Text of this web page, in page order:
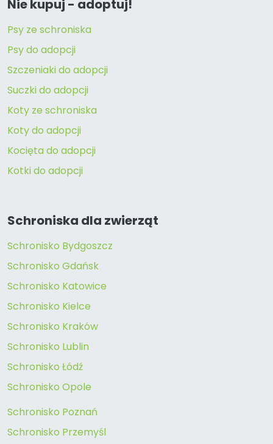
Nie kupuj - adoptuj!
Psy ze schroniska
Psy do adopcji
Szczeniaki do adopcji
Suczki do adopcji
Koty ze schroniska
Koty do adopcji
Kocięta do adopcji
Kotki do adopcji
Schroniska dla zwierząt
Schronisko Bydgoszcz
Schronisko Gdańsk
Schronisko Katowice
Schronisko Kielce
Schronisko Kraków
Schronisko Lublin
Schronisko Łódź
Schronisko Opole
Schronisko Poznań
Schronisko Przemyśl